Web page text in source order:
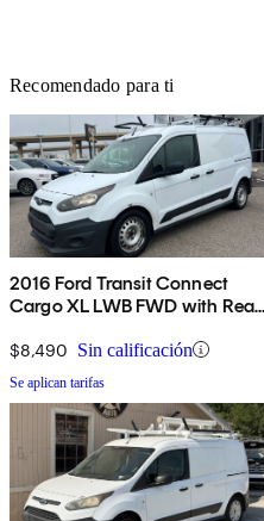
Recomendado para ti
2016 Ford Transit Connect
Cargo XL LWB FWD with Rear
$8,490 Sin calificación
Se aplican tarifas